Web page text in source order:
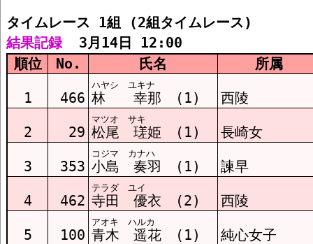
タイムレース 1組 (2組タイムレース)
結果記録
  3月14日 12:00
順位
No. 氏名 所属
1 466
ハヤシ ユキナ
林 幸那 (1) 西陵
2 29
マツオ サキ
松尾 瑳姫 (1) 長崎女
3 353
コジマ カナハ
小島 奏羽 (1) 諫早
4 462
テラダ ユイ
寺田 優衣 (2) 西陵
5 100
アオキ ハルカ
青木 遥花 (1) 純心女子